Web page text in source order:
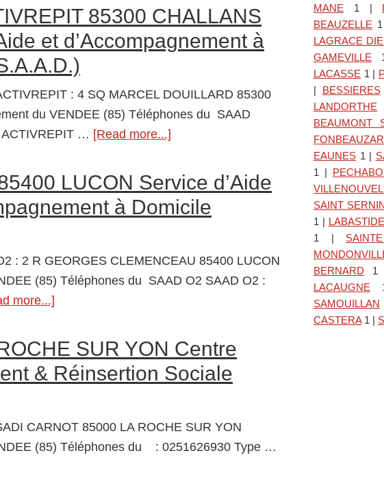
(S.A.A.D.)
ESCAPADE
CHEZ
VOUS
MONTAIGU
VENDEE
d’Accompagnement
85300 CHALLANS
et d’Accompagnement à
: 4 SQ MARCEL DOUILLARD 85300
du VENDEE (85) Téléphones du SAAD
… [Read more...]
ACTIVREPIT
85300
CHALLANS
d’Aide
et
(S.A.A.D.)
LUCON Service d’Aide
à Domicile
: 2 R GEORGES CLEMENCEAU 85400 LUCON
(85) Téléphones du SAAD O2 SAAD O2 :
more...]
O2
85400
LUCON
d’Aide
et
SUR YON Centre
& Réinsertion Sociale
CARNOT 85000 LA ROCHE SUR YON
(85) Téléphones du : 0251626930 Type …
MANE 1 |
BEAUZELLE 1
LAGRACE
GAMEVILLE
LACASSE 1 |
| BESSIERES
LANDORTHE
BEAUMONT
EAUNES 1 |
1 |
SAINT
1 |
1 |
BERNARD 1
LACAUGNE
SAMOUILLAN
CASTERA1 |